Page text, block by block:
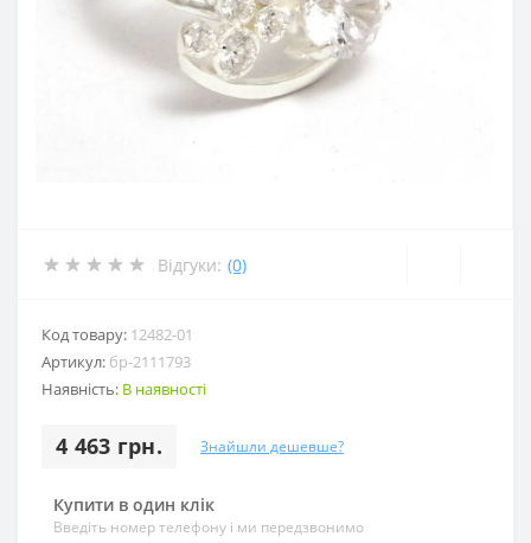
Відгуки: (0)
Код товару: 12482-01
Артикул: бр-2111793
Наявність: В наявності
4 463 грн. Знайшли дешевше?
Купити в один клік
Введіть номер телефону і ми передзвонимо